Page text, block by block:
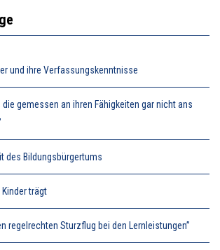
und ihre Verfassungskenntnisse
die gemessen an ihren Fähigkeiten gar nicht ans
des Bildungsbürgertums
trägt
regelrechten Sturzflug bei den Lernleistungen”